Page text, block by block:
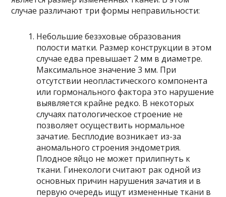
случае различают три формы неправильности:
Небольшие безэховые образования
полости матки. Размер конструкции в этом
случае едва превышает 2 мм в диаметре.
Максимальное значение 3 мм. При
отсутствии неопластического компонента
или гормонального фактора это нарушение
выявляется крайне редко. В некоторых
случаях патологическое строение не
позволяет осуществить нормальное
зачатие. Бесплодие возникает из-за
аномального строения эндометрия.
Плодное яйцо не может прилипнуть к
ткани. Гинекологи считают рак одной из
основных причин нарушения зачатия и в
первую очередь ищут измененные ткани в